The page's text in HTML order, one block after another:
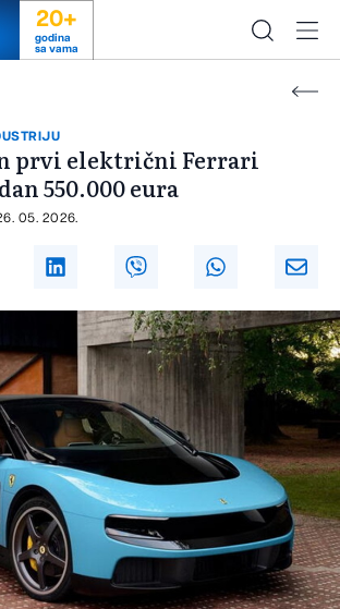
20+
godina
sa vama
prvi električni Ferrari
550.000 eura
05. 2026.